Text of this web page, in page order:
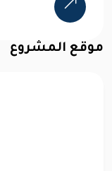
موقع المشروع